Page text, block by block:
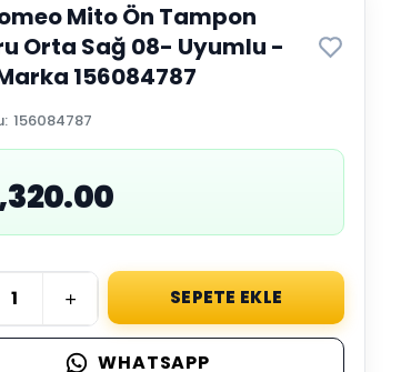
Mito Ön Tampon
Orta Sağ 08- Uyumlu -
156084787
: 156084787
SEPETE EKLE
WHATSAPP